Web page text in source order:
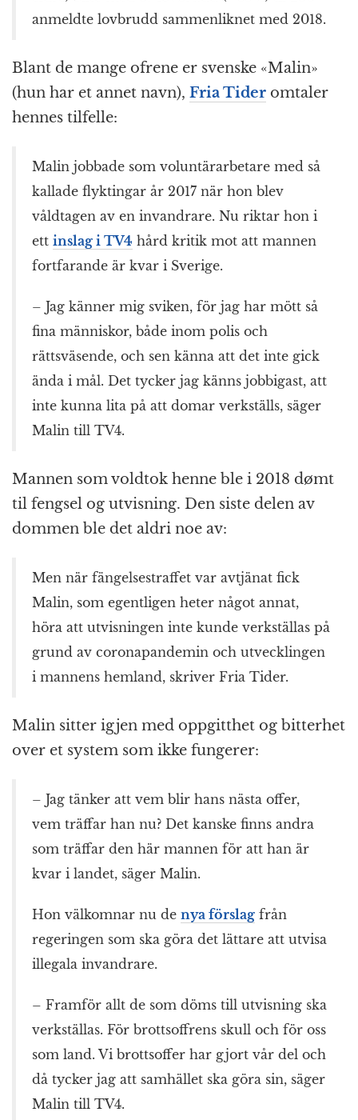
anmeldte lovbrudd sammenliknet med 2018.
Blant de mange ofrene er svenske «Malin»
(hun har et annet navn), Fria Tider omtaler
hennes tilfelle:
Malin jobbade som voluntärarbetare med så
kallade flyktingar år 2017 när hon blev
våldtagen av en invandrare. Nu riktar hon i
ett inslag i TV4 hård kritik mot att mannen
fortfarande är kvar i Sverige.
– Jag känner mig sviken, för jag har mött så
fina människor, både inom polis och
rättsväsende, och sen känna att det inte gick
ända i mål. Det tycker jag känns jobbigast, att
inte kunna lita på att domar verkställs, säger
Malin till TV4.
Mannen som voldtok henne ble i 2018 dømt
til fengsel og utvisning. Den siste delen av
dommen ble det aldri noe av:
Men när fängelsestraffet var avtjänat fick
Malin, som egentligen heter något annat,
höra att utvisningen inte kunde verkställas på
grund av coronapandemin och utvecklingen
i mannens hemland, skriver Fria Tider.
Malin sitter igjen med oppgitthet og bitterhet
over et system som ikke fungerer:
– Jag tänker att vem blir hans nästa offer,
vem träffar han nu? Det kanske finns andra
som träffar den här mannen för att han är
kvar i landet, säger Malin.
Hon välkomnar nu de nya förslag från
regeringen som ska göra det lättare att utvisa
illegala invandrare.
– Framför allt de som döms till utvisning ska
verkställas. För brottsoffrens skull och för oss
som land. Vi brottsoffer har gjort vår del och
då tycker jag att samhället ska göra sin, säger
Malin till TV4.